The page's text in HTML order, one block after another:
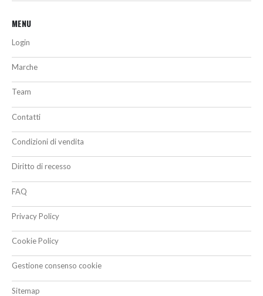
MENU
Login
Marche
Team
Contatti
Condizioni di vendita
Diritto di recesso
FAQ
Privacy Policy
Cookie Policy
Gestione consenso cookie
Sitemap